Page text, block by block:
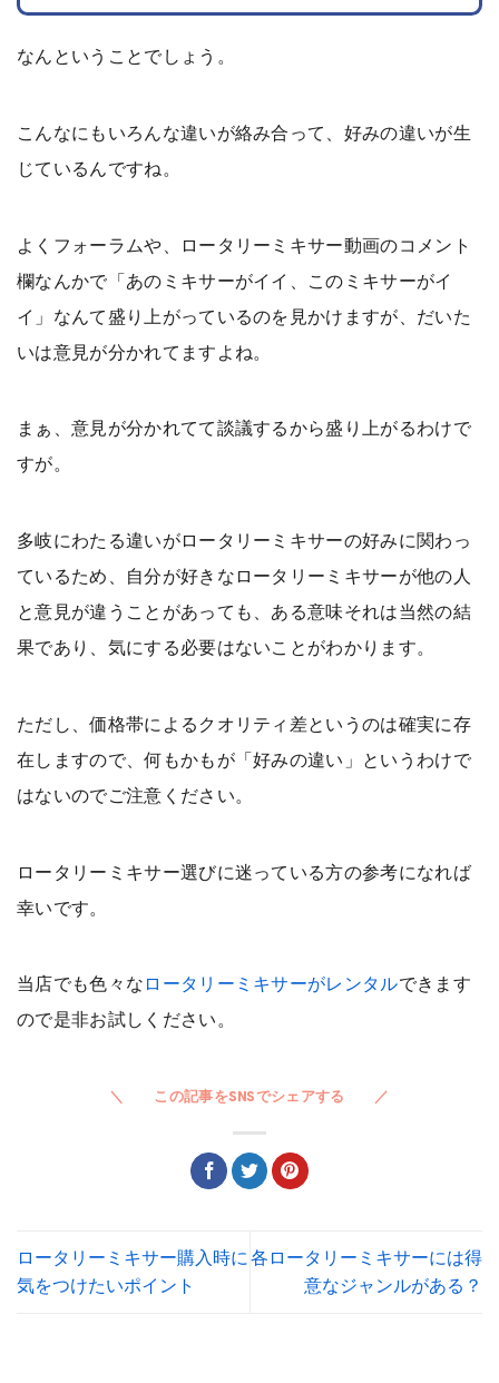
なんということでしょう。
こんなにもいろんな違いが絡み合って、好みの違いが生
じているんですね。
よくフォーラムや、ロータリーミキサー動画のコメント
欄なんかで「あのミキサーがイイ、このミキサーがイ
イ」なんて盛り上がっているのを見かけますが、だいた
いは意見が分かれてますよね。
まぁ、意見が分かれてて談議するから盛り上がるわけで
すが。
多岐にわたる違いがロータリーミキサーの好みに関わっ
ているため、自分が好きなロータリーミキサーが他の人
と意見が違うことがあっても、ある意味それは当然の結
果であり、気にする必要はないことがわかります。
ただし、価格帯によるクオリティ差というのは確実に存
在しますので、何もかもが「好みの違い」というわけで
はないのでご注意ください。
ロータリーミキサー選びに迷っている方の参考になれば
幸いです。
当店でも色々な ロータリーミキサーがレンタルできます
ので是非お試しください。
ロータリーミキサー購入時に
気をつけたいポイント
各ロータリーミキサーには得
意なジャンルがある？